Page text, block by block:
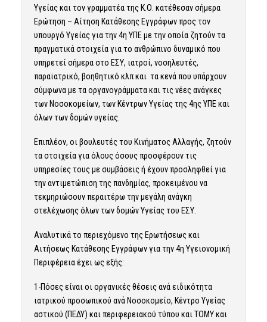
Υγείας και τον γραμματέα της Κ.Ο. κατέθεσαν σήμερα
Ερώτηση – Αίτηση Κατάθεσης Εγγράφων προς τον
υπουργό Υγείας για την 4η ΥΠΕ με την οποία ζητούν τα
πραγματικά στοιχεία για το ανθρώπινο δυναμικό που
υπηρετεί σήμερα στο ΕΣΥ, ιατροί, νοσηλευτές,
παραϊατρικό, βοηθητικό κλπ και τα κενά που υπάρχουν
σύμφωνα με τα οργανογράμματα και τις νέες ανάγκες
των Νοσοκομείων, των Κέντρων Υγείας της 4ης ΥΠΕ και
όλων των δομών υγείας.
Επιπλέον, οι βουλευτές του Κινήματος Αλλαγής, ζητούν
τα στοιχεία για όλους όσους προσφέρουν τις
υπηρεσίες τους με συμβάσεις ή έχουν προσληφθεί για
την αντιμετώπιση της πανδημίας, προκειμένου να
τεκμηριώσουν περαιτέρω την μεγάλη ανάγκη
στελέχωσης όλων των δομών Υγείας του ΕΣΥ.
Αναλυτικά το περιεχόμενο της Ερωτήσεως και
Αιτήσεως Κατάθεσης Εγγράφων για την 4η Υγειονομική
Περιφέρεια έχει ως εξής:
1-Πόσες είναι οι οργανικές θέσεις ανά ειδικότητα
ιατρικού προσωπικού ανά Νοσοκομείο, Κέντρο Υγείας
αστικού (ΠΕΔΥ) και περιφερειακού τύπου και ΤΟΜΥ και